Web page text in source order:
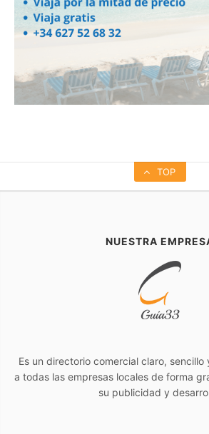
TOP
NUESTRA
Es un directorio comercial claro,
a todas las empresas locales de forma
su publicidad y